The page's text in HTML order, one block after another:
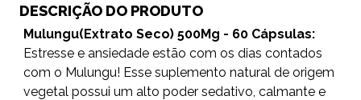
DESCRIÇÃO DO PRODUTO
Mulungu(Extrato Seco) 500Mg - 60 Cápsulas:
Estresse e ansiedade estão com os dias contados
com o Mulungu! Esse suplemento natural de origem
vegetal possui um alto poder sedativo, calmante e